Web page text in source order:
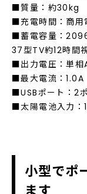
■質量：約30kg
■充電時間：商用
■蓄電容量：
37型TV約12時間
■出力電圧：単相
■最大電流：1.0A
■USBポート：2
■太陽電池入力：
小型でポ